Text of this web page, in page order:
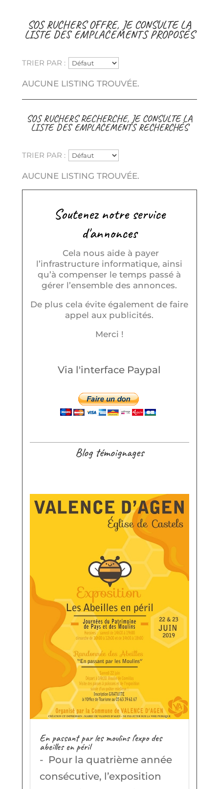
SOS RUCHERS OFFRE, JE CONSULTE LA
LISTE DES EMPLACEMENTS PROPOSÉS
TRIER PAR :
AUCUNE LISTING TROUVÉE.
SOS RUCHERS RECHERCHE, JE CONSULTE LA
LISTE DES EMPLACEMENTS RECHERCHÉS
TRIER PAR :
AUCUNE LISTING TROUVÉE.
Soutenez notre service
d'annonces
Cela nous aide à payer
l’infrastructure informatique, ainsi
qu’à compenser le temps passé à
gérer l’ensemble des annonces.
De plus cela évite également de faire
appel aux publicités.
Merci !
Via l'interface Paypal
Blog témoignages
En passant par les moulins l’expo des
abeilles en péril
- Pour la quatrième année
consécutive, l’exposition